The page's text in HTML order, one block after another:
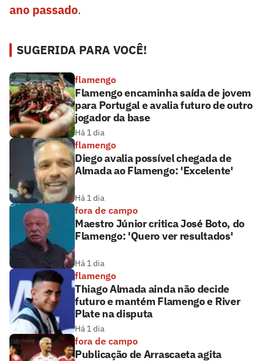
ano passado.
SUGERIDA PARA VOCÊ!
flamengo
Flamengo encaminha saída de jovem
para Portugal e avalia futuro de outro
jogador da base
Há 1 dia
flamengo
Diego avalia possível chegada de
Almada ao Flamengo: 'Excelente'
Há 1 dia
fora de campo
Maestro Júnior critica José Boto, do
Flamengo: 'Quero ver resultados'
Há 1 dia
flamengo
Thiago Almada ainda não decide
futuro e mantém Flamengo e River
Plate na disputa
Há 1 dia
fora de campo
Publicação de Arrascaeta agita